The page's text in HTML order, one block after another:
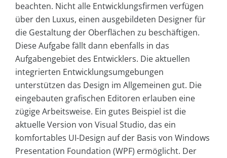
beachten. Nicht alle Entwicklungsfirmen verfügen
über den Luxus, einen ausgebildeten Designer für
die Gestaltung der Oberflächen zu beschäftigen.
Diese Aufgabe fällt dann ebenfalls in das
Aufgabengebiet des Entwicklers. Die aktuellen
integrierten Entwicklungsumgebungen
unterstützen das Design im Allgemeinen gut. Die
eingebauten grafischen Editoren erlauben eine
zügige Arbeitsweise. Ein gutes Beispiel ist die
aktuelle Version von Visual Studio, das ein
komfortables UI-Design auf der Basis von Windows
Presentation Foundation (WPF) ermöglicht. Der